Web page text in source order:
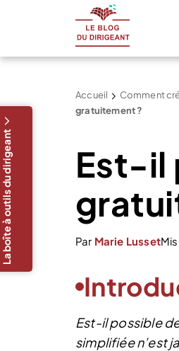
Accueil Comment
gratuitement ?
Est-il
Par Marie Lusset
Est-il possible
simplifiée n’est
La boîte à outils du dirigeant